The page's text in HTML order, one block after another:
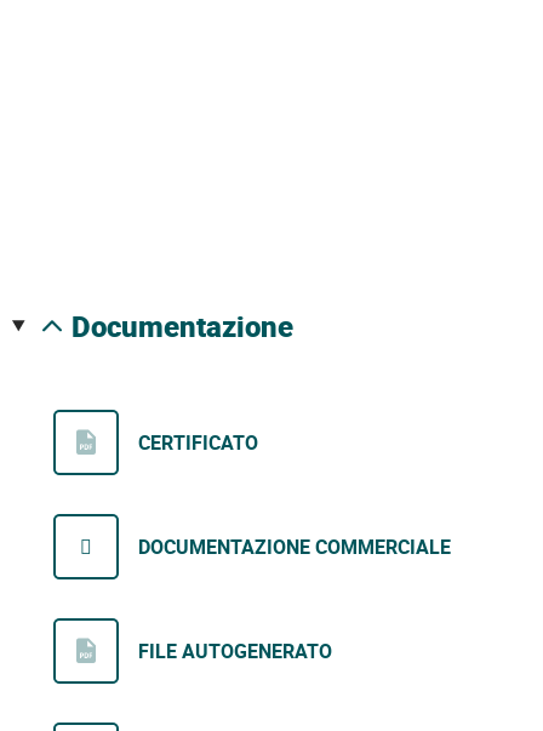
documentazione
CERTIFICATO
DOCUMENTAZIONE COMMERCIALE
FILE AUTOGENERATO